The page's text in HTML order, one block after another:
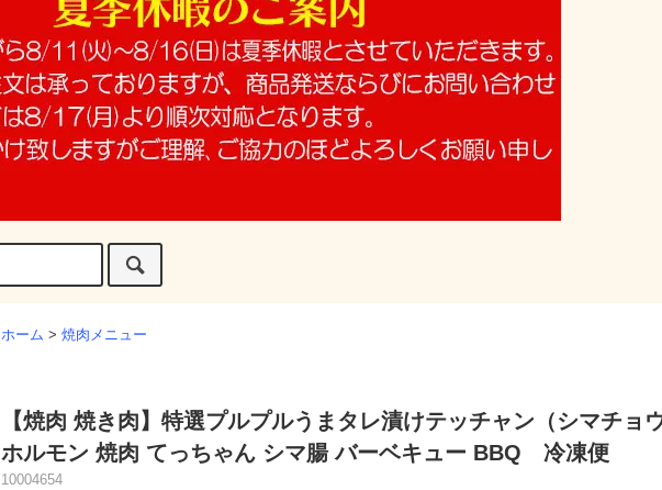
ホーム > 焼肉メニュー
【焼肉 焼き肉】特選プルプルうまタレ漬けテッチャン（シマチ
ホルモン 焼肉 てっちゃん シマ腸 バーベキュー BBQ 冷凍便
10004654